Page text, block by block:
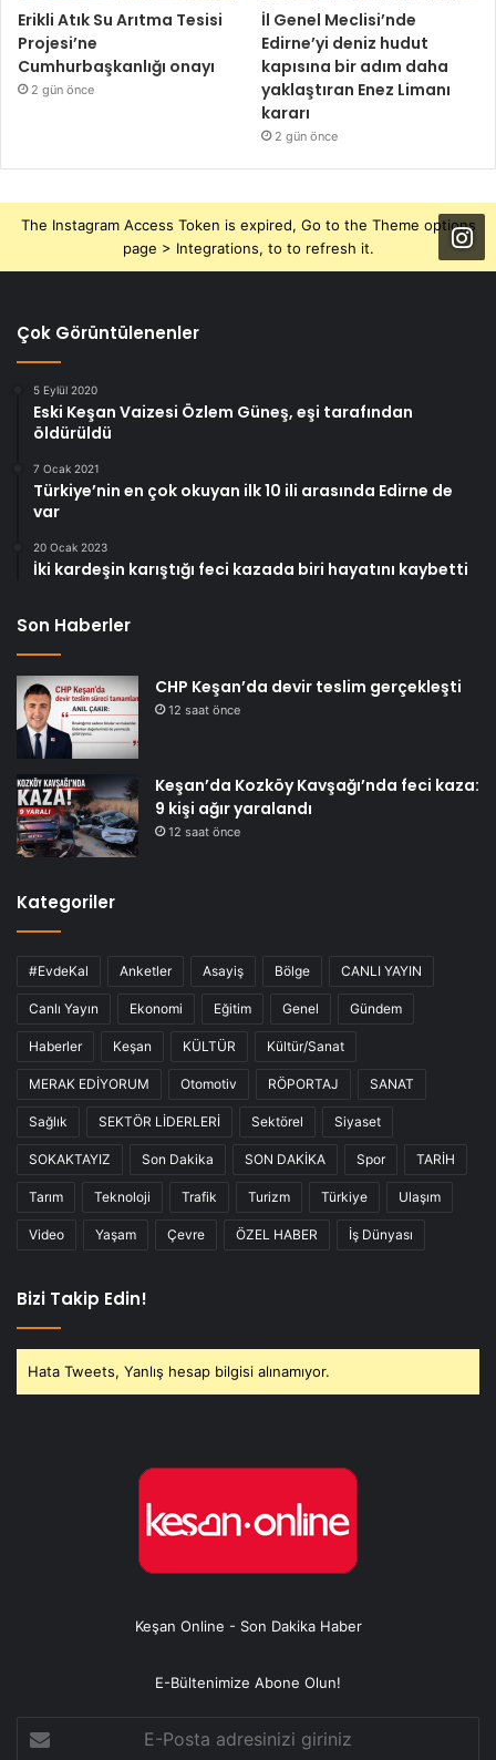
Erikli Atık Su Arıtma Tesisi
Projesi’ne
Cumhurbaşkanlığı onayı
2 gün önce
İl Genel Meclisi’nde
Edirne’yi deniz hudut
kapısına bir adım daha
yaklaştıran Enez Limanı
kararı
2 gün önce
The Instagram Access Token is expired, Go to the Theme options
page > Integrations, to to refresh it.
Çok Görüntülenenler
5 Eylül 2020
Eski Keşan Vaizesi Özlem Güneş, eşi tarafından
öldürüldü
7 Ocak 2021
Türkiye’nin en çok okuyan ilk 10 ili arasında Edirne de
var
20 Ocak 2023
İki kardeşin karıştığı feci kazada biri hayatını kaybetti
Son Haberler
CHP Keşan’da devir teslim gerçekleşti
12 saat önce
Keşan’da Kozköy Kavşağı’nda feci kaza:
9 kişi ağır yaralandı
12 saat önce
Kategoriler
#EvdeKal Anketler Asayiş Bölge CANLI YAYIN
Canlı Yayın Ekonomi Eğitim Genel Gündem
Haberler Keşan KÜLTÜR Kültür/Sanat
MERAK EDİYORUM Otomotiv RÖPORTAJ SANAT
Sağlık SEKTÖR LİDERLERİ Sektörel Siyaset
SOKAKTAYIZ Son Dakika SON DAKİKA Spor TARİH
Tarım Teknoloji Trafik Turizm Türkiye Ulaşım
Video Yaşam Çevre ÖZEL HABER İş Dünyası
Bizi Takip Edin!
Hata Tweets, Yanlış hesap bilgisi alınamıyor.
Keşan Online - Son Dakika Haber
E-Bültenimize Abone Olun!
Posta